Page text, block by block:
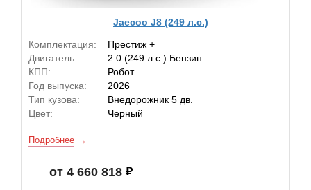
Jaecoo J8 (249 л.с.)
Комплектация:
Престиж +
Двигатель:
2.0 (249 л.с.) Бензин
КПП:
Робот
Год выпуска:
2026
Тип кузова:
Внедорожник 5 дв.
Цвет:
Черный
Подробнее
от 4 660 818